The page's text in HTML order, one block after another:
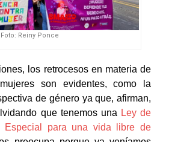
Foto: Reiny Ponce
los retrocesos en materia de
son evidentes, como la
de género ya que, afirman,
que tenemos una Ley de
Especial para una vida libre de